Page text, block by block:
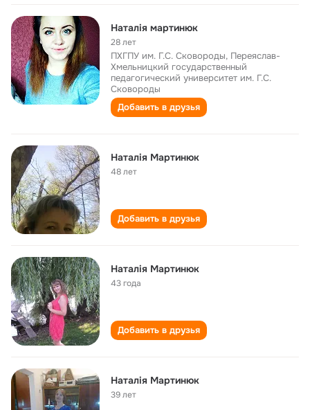
Наталія мартинюк
28 лет
ПХГПУ им. Г.С. Сковороды, Переяслав-
Хмельницкий государственный
педагогический университет им. Г.С.
Сковороды
Добавить в друзья
Наталія Мартинюк
48 лет
Добавить в друзья
Наталія Мартинюк
43 года
Добавить в друзья
Наталія Мартинюк
39 лет